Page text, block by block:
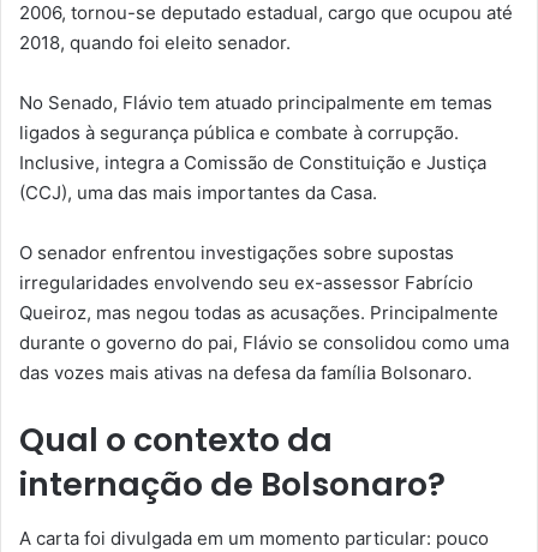
2006, tornou-se deputado estadual, cargo que ocupou até
2018, quando foi eleito senador.
No Senado, Flávio tem atuado principalmente em temas
ligados à segurança pública e combate à corrupção.
Inclusive, integra a Comissão de Constituição e Justiça
(CCJ), uma das mais importantes da Casa.
O senador enfrentou investigações sobre supostas
irregularidades envolvendo seu ex-assessor Fabrício
Queiroz, mas negou todas as acusações. Principalmente
durante o governo do pai, Flávio se consolidou como uma
das vozes mais ativas na defesa da família Bolsonaro.
Qual o contexto da
internação de Bolsonaro?
A carta foi divulgada em um momento particular: pouco